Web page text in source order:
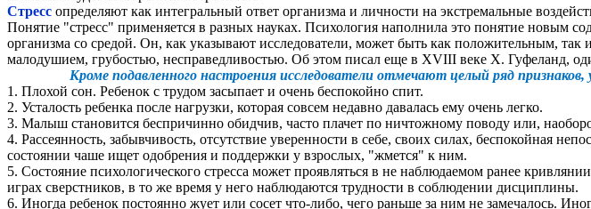
Стресс определяют как интегральный ответ организма и личности на экстремальные
Понятие "стресс" применяется в разных науках. Психология наполнила это понятие новым
организма со средой. Он, как указывают исследователи, может быть как положительным,
малодушием, грубостью, несправедливостью. Об этом писал еще в XVIII веке X. Гуфеланд,
Кроме подавленного настроения исследователи отмечают целый ряд
1. Плохой сон. Ребенок с трудом засыпает и очень беспокойно спит.
2. Усталость ребенка после нагрузки, которая совсем недавно давалась ему очень легко.
3. Малыш становится беспричинно обидчив, часто плачет по ничтожному поводу или,
4. Рассеянность, забывчивость, отсутствие уверенности в себе, своих силах, беспокойная
состоянии чаше ищет одобрения и поддержки у взрослых, "жмется" к ним.
5. Состояние психологического стресса может проявляться в не наблюдаемом ранее
играх сверстников, в то же время у него наблюдаются трудности в соблюдении дисциплины.
6. Иногда ребенок постоянно жует или сосет что-либо, чего раньше за ним не замечалось.